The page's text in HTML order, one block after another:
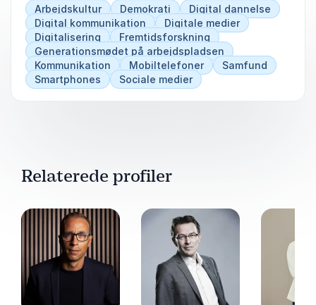
digital verden.
Arbejdskultur Demokrati
Digital dannelse
Digital kommunikation
Digitale medier
Digitalisering
Fremtidsforskning
Generationsmødet på arbejdspladsen
Kommunikation
Mobiltelefoner
Samfund
Smartphones
Sociale medier
Relaterede profiler